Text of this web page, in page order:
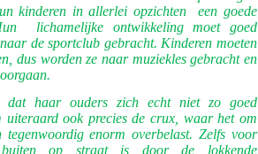
kinderen in allerlei opzichten
een goede
lichamelijke ontwikkeling moet goed
de sportclub gebracht. Kinderen moeten
dus worden ze naar muziekles gebracht en
haar ouders zich echt niet zo goed
uiteraard ook precies de crux, waar het om
enorm overbelast. Zelfs voor
buiten op straat is door de lokkende